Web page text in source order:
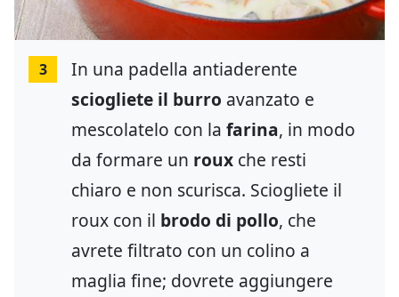
3
In una padella antiaderente
sciogliete il burro avanzato e
mescolatelo con la farina, in modo
da formare un roux che resti
chiaro e non scurisca. Sciogliete il
roux con il brodo di pollo, che
avrete filtrato con un colino a
maglia fine; dovrete aggiungere